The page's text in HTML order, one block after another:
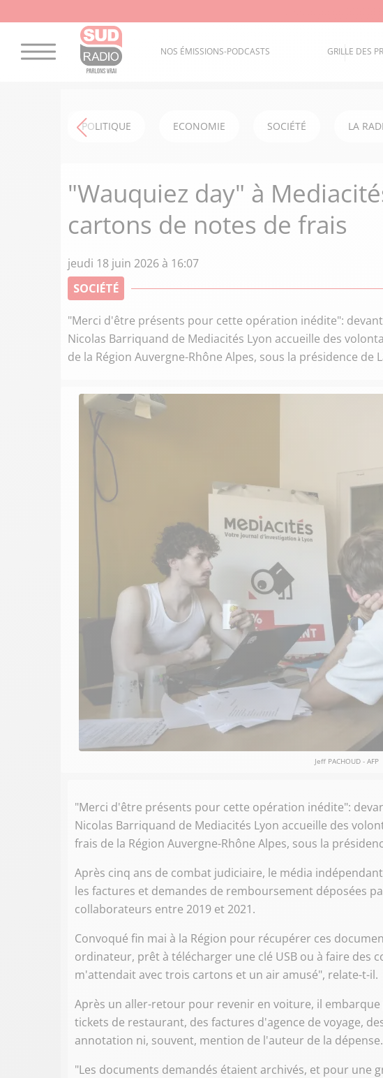
NOS ÉMISSIONS-PODCASTS GRILLE DES
POLITIQUE ECONOMIE SOCIÉTÉ LA
"Wauquiez day" à
cartons de notes de frais
jeudi 18 juin 2026 à 16:07
SOCIÉTÉ
"Merci d'être présents pour cette opération inédite":
Nicolas Barriquand de Mediacités Lyon accueille des
de la Région Auvergne-Rhône Alpes, sous la présidence de
Jeff PACHOUD - AFP
"Merci d'être présents pour cette opération inédite":
Nicolas Barriquand de Mediacités Lyon accueille des
frais de la Région Auvergne-Rhône Alpes, sous la
Après cinq ans de combat judiciaire, le média
les factures et demandes de remboursement déposées
collaborateurs entre 2019 et 2021.
Convoqué fin mai à la Région pour récupérer ces
ordinateur, prêt à télécharger une clé USB ou à faire des
m'attendait avec trois cartons et un air amusé", relate-t-il.
Après un aller-retour pour revenir en voiture, il embarque
tickets de restaurant, des factures d'agence de voyage,
annotation ni, souvent, mention de l'auteur de la dépense.
"Les documents demandés étaient archivés, et pour une